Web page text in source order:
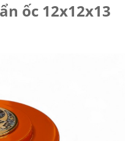
ốc 12x12x13